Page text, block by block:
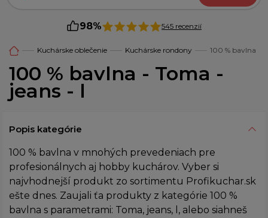
98% 545 recenzií
Kuchárske oblečenie Kuchárske rondony 100 % bavlna
100 % bavlna - Toma -
jeans - l
Popis kategórie
100 % bavlna v mnohých prevedeniach pre
profesionálnych aj hobby kuchárov. Vyber si
najvhodnejší produkt zo sortimentu Profikuchar.sk
ešte dnes. Zaujali ťa produkty z kategórie 100 %
bavlna s parametrami: Toma, jeans, l, alebo siahneš